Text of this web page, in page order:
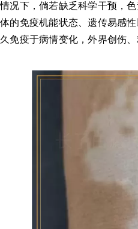
况下，倘若缺乏科学干预，
的免疫机能状态、遗传易感
免疫于病情变化，外界创伤